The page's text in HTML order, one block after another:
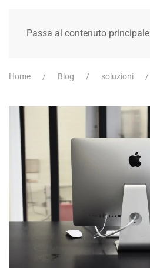
Passa al contenuto principale
Home Blog soluzioni